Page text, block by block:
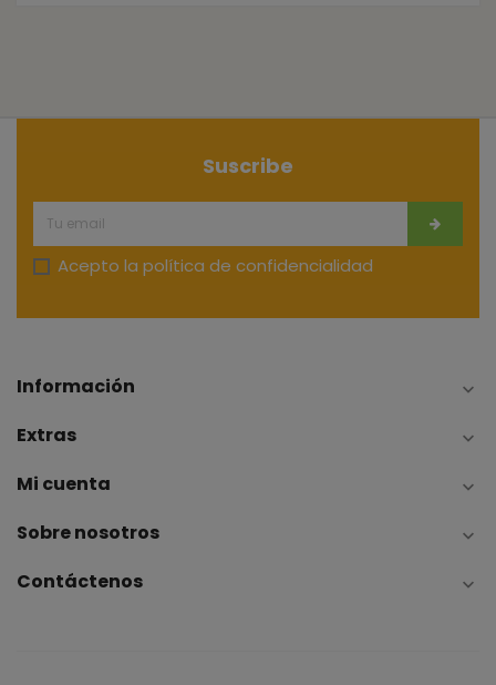
Suscribe
Acepto la política de confidencialidad
Información 
Extras 
Mi cuenta 
Sobre nosotros 
Contáctenos 